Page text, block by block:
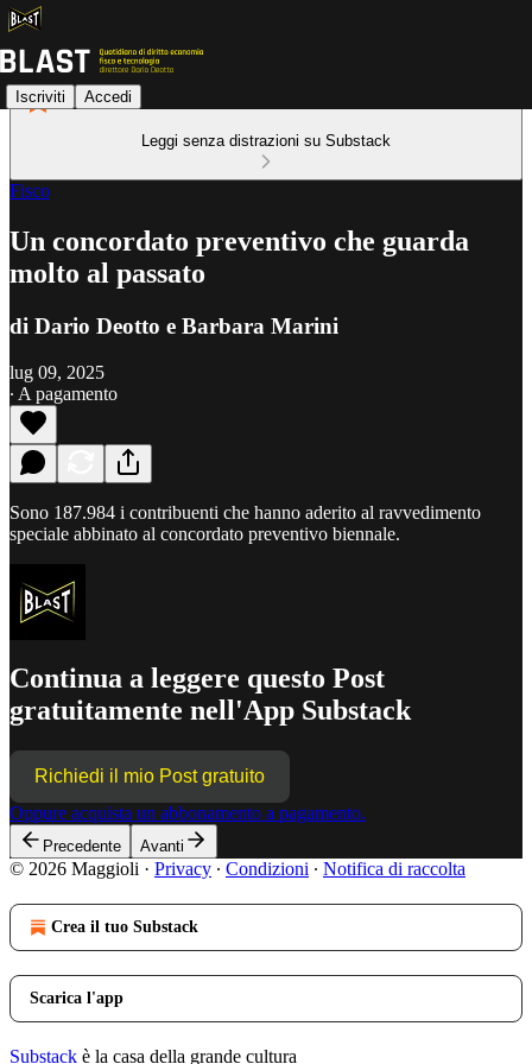
Iscriviti Accedi
Leggi senza distrazioni su Substack
Fisco
Un concordato preventivo che guarda
molto al passato
di Dario Deotto e Barbara Marini
lug 09, 2025
∙ A pagamento
Sono 187.984 i contribuenti che hanno aderito al ravvedimento
speciale abbinato al concordato preventivo biennale.
Continua a leggere questo Post
gratuitamente nell'App Substack
Richiedi il mio Post gratuito
Oppure acquista un abbonamento a pagamento.
Precedente Avanti
© 2026 Maggioli · Privacy ∙ Condizioni ∙ Notifica di raccolta
Crea il tuo Substack
Scarica l'app
Substack è la casa della grande cultura